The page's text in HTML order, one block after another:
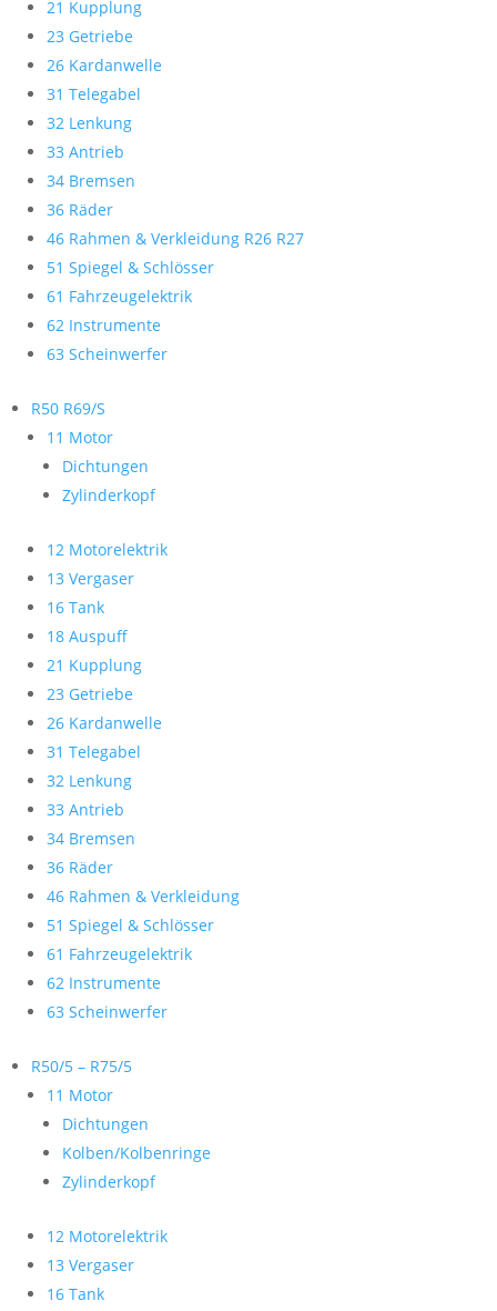
21 Kupplung
23 Getriebe
26 Kardanwelle
31 Telegabel
32 Lenkung
33 Antrieb
34 Bremsen
36 Räder
46 Rahmen & Verkleidung R26 R27
51 Spiegel & Schlösser
61 Fahrzeugelektrik
62 Instrumente
63 Scheinwerfer
R50 R69/S
11 Motor
Dichtungen
Zylinderkopf
12 Motorelektrik
13 Vergaser
16 Tank
18 Auspuff
21 Kupplung
23 Getriebe
26 Kardanwelle
31 Telegabel
32 Lenkung
33 Antrieb
34 Bremsen
36 Räder
46 Rahmen & Verkleidung
51 Spiegel & Schlösser
61 Fahrzeugelektrik
62 Instrumente
63 Scheinwerfer
R50/5 – R75/5
11 Motor
Dichtungen
Kolben/Kolbenringe
Zylinderkopf
12 Motorelektrik
13 Vergaser
16 Tank